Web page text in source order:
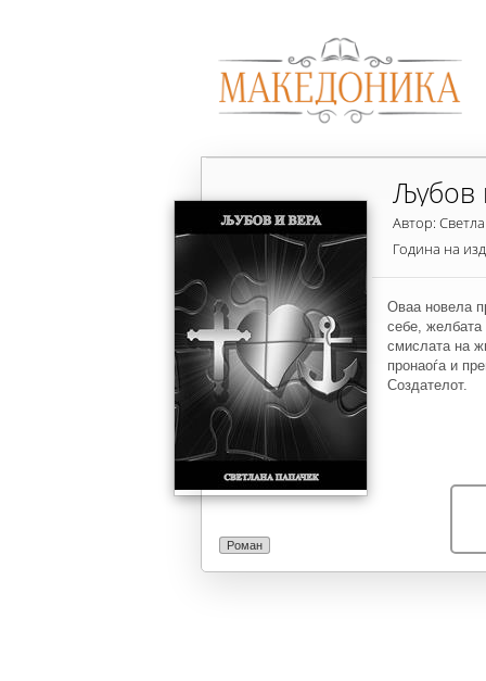
Роман
Љубов
Автор:
Година на
Оваа новела
себе, желбата
смислата на
пронаоѓа и
Создателот.